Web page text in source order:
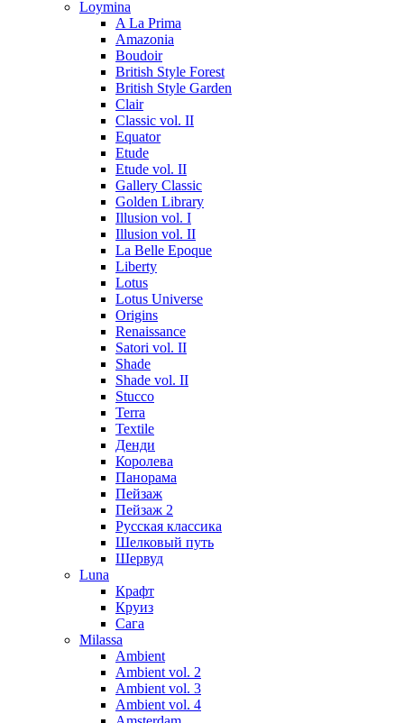
Loymina
A La Prima
Amazonia
Boudoir
British Style Forest
British Style Garden
Clair
Classic vol. II
Equator
Etude
Etude vol. II
Gallery Classic
Golden Library
Illusion vol. I
Illusion vol. II
La Belle Epoque
Liberty
Lotus
Lotus Universe
Origins
Renaissance
Satori vol. II
Shade
Shade vol. II
Stucco
Terra
Textile
Денди
Королева
Панорама
Пейзаж
Пейзаж 2
Русская классика
Шелковый путь
Шервуд
Luna
Крафт
Круиз
Сага
Milassa
Ambient
Ambient vol. 2
Ambient vol. 3
Ambient vol. 4